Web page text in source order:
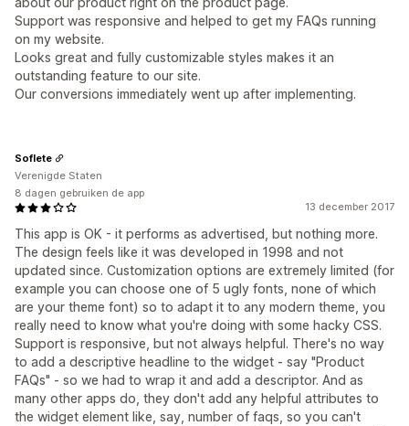
Support was responsive and helped to get my FAQs running
on my website.
Looks great and fully customizable styles makes it an
outstanding feature to our site.
Our conversions immediately went up after implementing.
13 december 2017
This app is OK - it performs as advertised, but nothing more.
The design feels like it was developed in 1998 and not
updated since. Customization options are extremely limited (for
example you can choose one of 5 ugly fonts, none of which
are your theme font) so to adapt it to any modern theme, you
really need to know what you're doing with some hacky CSS.
Support is responsive, but not always helpful. There's no way
to add a descriptive headline to the widget - say "Product
FAQs" - so we had to wrap it and add a descriptor. And as
many other apps do, they don't add any helpful attributes to
the widget element like, say, number of faqs, so you can't
Soflete
Verenigde Staten
8 dagen gebruiken de app